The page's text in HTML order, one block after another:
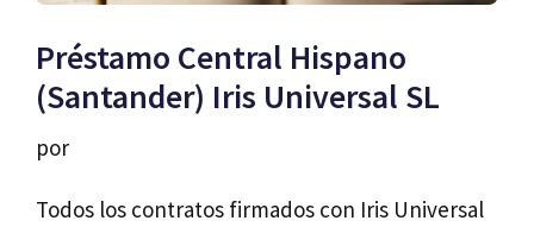
Préstamo Central Hispano
(Santander) Iris Universal SL
por
Todos los contratos firmados con Iris Universal